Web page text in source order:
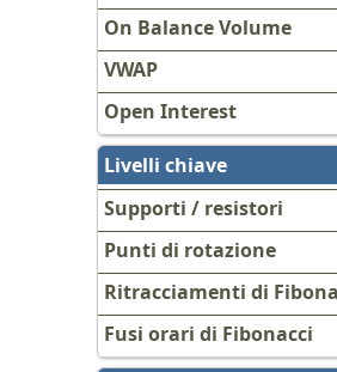
On Balance Volume
VWAP
Open Interest
Livelli chiave
Supporti / resistori
Punti di rotazione
Ritracciamenti di
Fusi orari di Fibonacci